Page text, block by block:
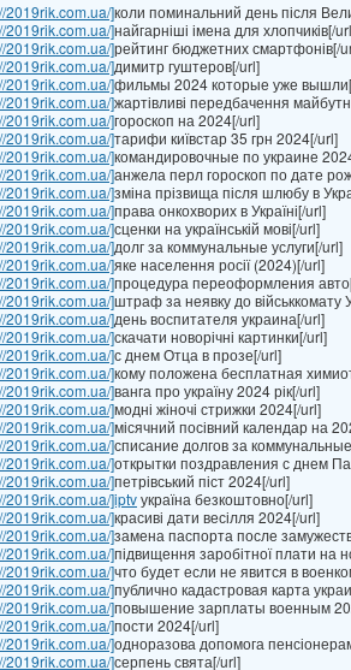
2019rik.com.ua/]коли поминальний день після
2019rik.com.ua/]найгарніші імена для хлопчиків[/
2019rik.com.ua/]рейтинг бюджетних смартфонів[/
2019rik.com.ua/]димитр гуштеров[/url]
2019rik.com.ua/]фильмы 2024 которые уже
2019rik.com.ua/]жартівливі передбачення
2019rik.com.ua/]гороскоп на 2024[/url]
2019rik.com.ua/]тарифи київстар 35 грн 2024[/url]
2019rik.com.ua/]командировочные по украине
2019rik.com.ua/]анжела перл гороскоп по дате
2019rik.com.ua/]зміна прізвища після шлюбу в
2019rik.com.ua/]права онкохворих в Україні[/url]
2019rik.com.ua/]сценки на українській мові[/url]
2019rik.com.ua/]долг за коммунальные услуги[/url]
2019rik.com.ua/]яке населення росії (2024)[/url]
2019rik.com.ua/]процедура переоформления
2019rik.com.ua/]штраф за неявку до військкомату
2019rik.com.ua/]день воспитателя украина[/url]
2019rik.com.ua/]скачати новорічні картинки[/url]
2019rik.com.ua/]с днем Отца в прозе[/url]
2019rik.com.ua/]кому положена бесплатная
2019rik.com.ua/]ванга про україну 2024 рік[/url]
2019rik.com.ua/]модні жіночі стрижки 2024[/url]
2019rik.com.ua/]місячний посівний календар на
2019rik.com.ua/]списание долгов за
2019rik.com.ua/]открытки поздравления с днем
2019rik.com.ua/]петрівський піст 2024[/url]
2019rik.com.ua/]iptvукраїна безкоштовно[/url]
2019rik.com.ua/]красиві дати весілля 2024[/url]
2019rik.com.ua/]замена паспорта после
2019rik.com.ua/]підвищення заробітної плати на
2019rik.com.ua/]что будет если не явится в
2019rik.com.ua/]публично кадастровая карта
2019rik.com.ua/]повышение зарплаты военным
2019rik.com.ua/]пости 2024[/url]
2019rik.com.ua/]одноразова допомога
2019rik.com.ua/]серпень свята[/url]